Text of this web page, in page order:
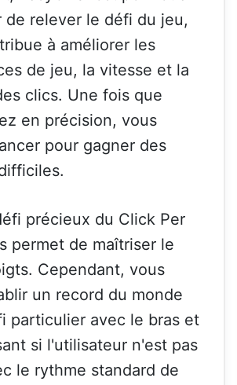
de relever le défi du jeu,
à améliorer les
de jeu, la vitesse et la
clics. Une fois que
en précision, vous
pour gagner des
précieux du Click Per
permet de maîtriser le
Cependant, vous
un record du monde
particulier avec le bras et
si l'utilisateur n'est pas
le rythme standard de